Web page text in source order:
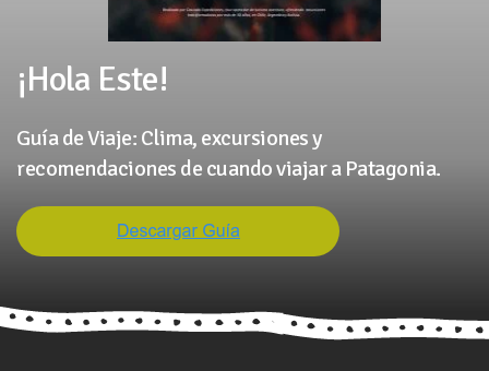
¡Hola Este!
Guía de Viaje: Clima, excursiones y
recomendaciones de cuando viajar a Patagonia.